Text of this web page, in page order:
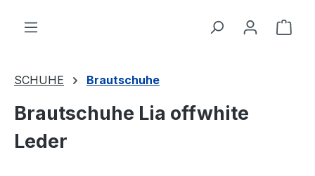
SCHUHE Brautschuhe
Brautschuhe Lia offwhite
Leder